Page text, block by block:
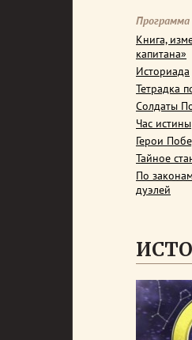
Программа
Книга,
капитана»
Историада
Тетрадка
Солдаты
Час истины
Герои
Тайное
По
дуэлей